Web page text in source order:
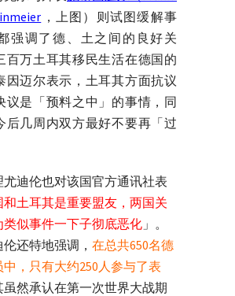
，上图）则试图缓解事
强调了德、土之间的良好关
百万土耳其移民生活在德国的
因迈尔表示，土耳其方面抗议
议是「预料之中」的事情，同
后几周内双方最好不要再「过
迪伦也对该国官方通讯社表
和土耳其是重要盟友，两国关
类似事件一下子彻底恶化 」。
还特地强调， 在总共650名德
，只有大约250人参与了表
虽然承认在第一次世界大战期